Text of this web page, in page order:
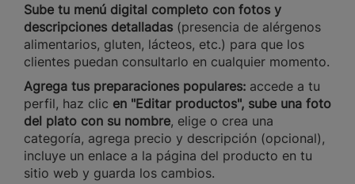
Sube tu menú digital completo con fotos y
descripciones detalladas (presencia de alérgenos
alimentarios, gluten, lácteos, etc.) para que los
clientes puedan consultarlo en cualquier momento.
Agrega tus preparaciones populares: accede a tu
perfil, haz clic en "Editar productos", sube una foto
del plato con su nombre, elige o crea una
categoría, agrega precio y descripción (opcional),
incluye un enlace a la página del producto en tu
sitio web y guarda los cambios.